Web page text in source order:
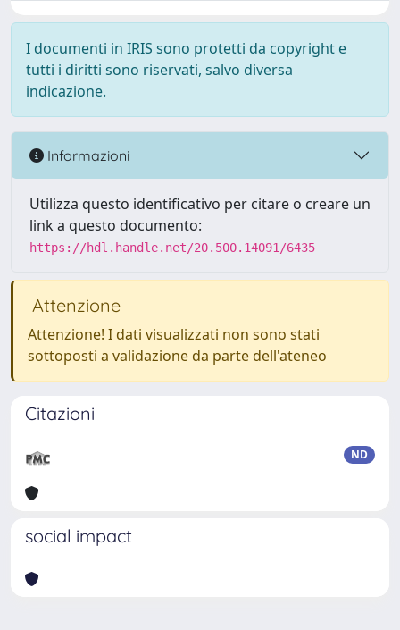
I documenti in IRIS sono protetti da copyright e
tutti i diritti sono riservati, salvo diversa
indicazione.
Informazioni
Utilizza questo identificativo per citare o creare un
link a questo documento:
https://hdl.handle.net/20.500.14091/6435
Attenzione
Attenzione! I dati visualizzati non sono stati
sottoposti a validazione da parte dell'ateneo
Citazioni
ND
social impact